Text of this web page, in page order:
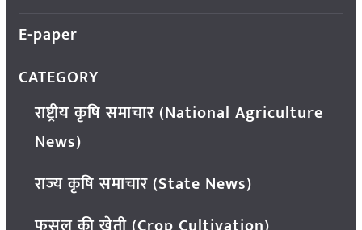
E-paper
CATEGORY
राष्ट्रीय कृषि समाचार (National Agriculture
News)
राज्य कृषि समाचार (State News)